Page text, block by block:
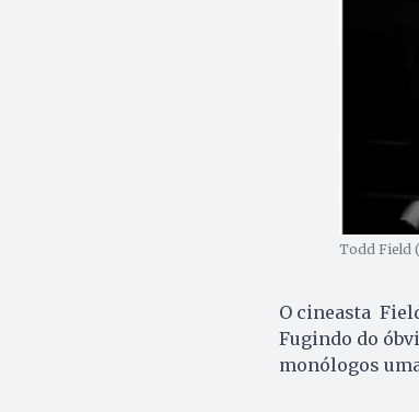
Todd Field
O cineasta
Fugindo do
monólogos